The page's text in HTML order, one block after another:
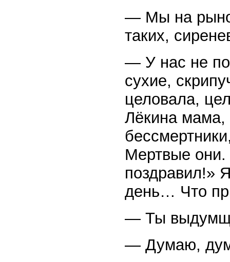
— Мы на
таких,
— У нас не
сухие,
целовала,
Лёкина мама,
Мертвые
поздравил!»
день… Что
— Ты
— Думаю,